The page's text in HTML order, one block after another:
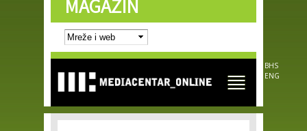
Skip to
main
content
MAGAZIN
BHS
ENG